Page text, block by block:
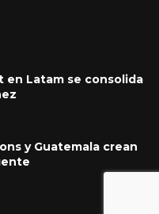
en Latam se consolida
y Guatemala crean